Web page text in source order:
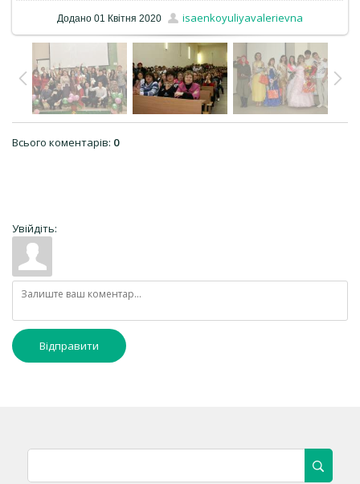
Додано 01 Квітня 2020 isaenkoyuliyavalerievna
Всього коментарів: 0
Увійдіть:
Відправити